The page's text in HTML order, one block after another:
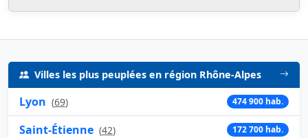
Villes les plus peuplées en région Rhône-Alpes
Lyon (69) 474 900 hab.
Saint-Étienne (42) 172 700 hab.